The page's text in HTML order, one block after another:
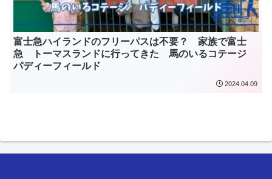
富士急ハイランドのフリーパスは不要？ 家族で富士
急 トーマスランドに行ってきた 馬のいるコテージ
パディーフィールド
2024.04.09